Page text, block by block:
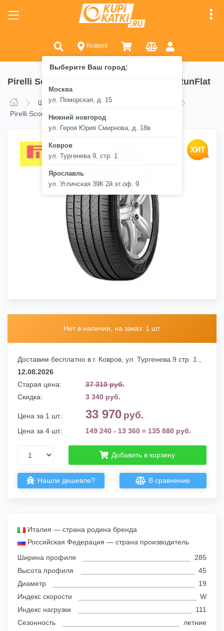
Ковров
Выберите Ваш город:
Москва
ул. Поморская, д. 15
Нижний новгород
ул. Героя Юрия Смирнова, д. 18в
Ковров
ул. Тургенева 9, стр. 1
Ярославль
ул. Угличская 39К 2й эт.оф. 9
Pirelli Scorpion Verde 285/45 R19 111W RunFlat
Шины Pirelli Pirelli Scorpion Verde
Pirelli Scorpion Verde 285/45 R19 111W RunFlat
Нет в наличии, на заказ: 1 шт.
Доставим бесплатно в г. Ковров, ул. Тургенева 9 стр. 1
12.08.2026
Старая цена:
37 310 руб.
Скидка:
3 340 руб.
Цена за 1 шт.: 33 970 руб.
Цена за 4 шт.: 149 240 - 13 360 = 135 880 руб.
Добавить в корзину
Нашли дешевле? В сравнение
Италия — страна родина бренда
Российская Федерация — страна производитель
Ширина профиля
285
Высота профиля
45
Диаметр
19
Индекс скорости
W
Индекс нагрузки
111
Сезонность
летние